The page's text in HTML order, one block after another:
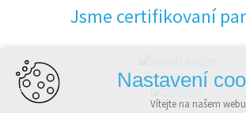
Jsme certifikovaní
Nastavení
Vítejte na našem